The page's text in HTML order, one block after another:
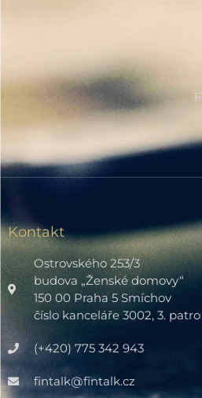
Kontakt
Ostrovského 253/3
budova „Ženské domovy“
150 00 Praha 5 Smíchov
číslo kanceláře 3002, 3. patro
(+420) 775 342 943
fintalk@fintalk.cz